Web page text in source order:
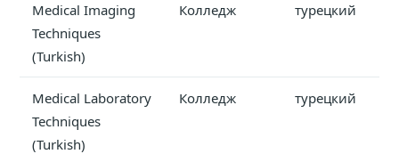
Medical Imaging
Techniques
(Turkish)
Колледж турецкий
Medical Laboratory
Techniques
(Turkish)
Колледж турецкий